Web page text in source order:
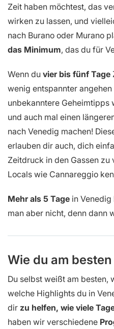
Zeit haben möchtest, das
wirken zu lassen, und
nach Burano oder Murano
das Minimum, das du für
Wenn du vier bis fünf Tage
wenig entspannter
unbekanntere Geheimtipps
und auch mal einen
nach Venedig machen!
erlauben dir auch, dich
Zeitdruck in den Gassen
Locals wie Cannareggio
Mehr als 5 Tage in Venedig
man aber nicht, denn dann
Wie du am
Du selbst weißt am besten,
welche Highlights du in
dir zu helfen, wie viele
haben wir verschiedene